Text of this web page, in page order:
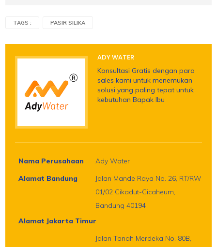
TAGS : PASIR SILIKA
ADY WATER
Konsultasi Gratis dengan para
sales kami untuk menemukan
solusi yang paling tepat untuk
kebutuhan Bapak Ibu
Nama Perusahaan
Ady Water
Alamat Bandung
Jalan Mande Raya No. 26, RT/RW
01/02 Cikadut-Cicaheum,
Bandung 40194
Alamat Jakarta Timur
Jalan Tanah Merdeka No. 80B,